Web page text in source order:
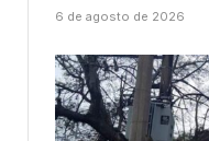
6 de agosto de 2026